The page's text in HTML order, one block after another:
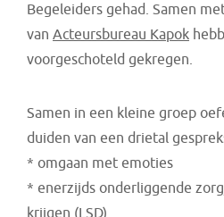
Begeleiders gehad. Samen
van Acteursbureau Kapok
voorgeschoteld gekregen.
Samen in een kleine groep
duiden van een drietal
* omgaan met emoties
* enerzijds onderliggende
krijgen (LSD)